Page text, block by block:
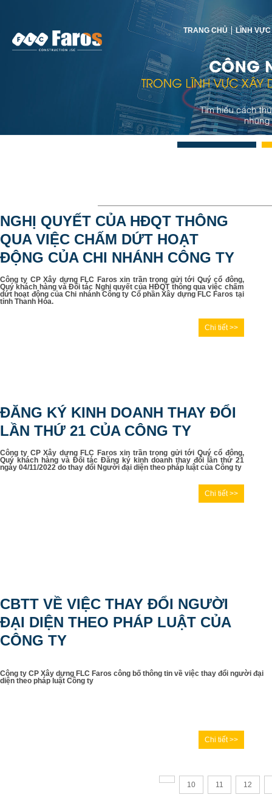
TRANG CHỦ LĨNH
NGHỊ QUYẾT CỦA HĐQT THÔNG
QUA VIỆC CHẤM DỨT HOẠT
ĐỘNG CỦA CHI NHÁNH CÔNG TY
Công ty CP Xây dựng FLC Faros xin trần trọng gửi tới Quý cổ đông,
Quý khách hàng và Đối tác Nghị quyết của HĐQT thông qua việc chấm
dứt hoạt động của Chi nhánh Công ty Cổ phần Xây dựng FLC Faros tại
tỉnh Thanh Hóa.
Chi tiết >>
ĐĂNG KÝ KINH DOANH THAY ĐỔI
LẦN THỨ 21 CỦA CÔNG TY
Công ty CP Xây dựng FLC Faros xin trần trọng gửi tới Quý cổ đông,
Quý khách hàng và Đối tác Đăng ký kinh doanh thay đổi lần thứ 21
ngày 04/11/2022 do thay đổi Người đại diện theo pháp luật của Công ty
Chi tiết >>
CBTT VỀ VIỆC THAY ĐỔI NGƯỜI
ĐẠI DIỆN THEO PHÁP LUẬT CỦA
CÔNG TY
Công ty CP Xây dựng FLC Faros công bố thông tin về việc thay đổi người đại
diện theo pháp luật Công ty
Chi tiết >>
10 11 12